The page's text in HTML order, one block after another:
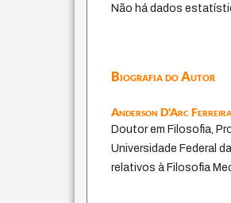
Não há dados
Biografia do Autor
Anderson D'Arc
Doutor em Filosofia,
Universidade Federal
relativos à Filosofia